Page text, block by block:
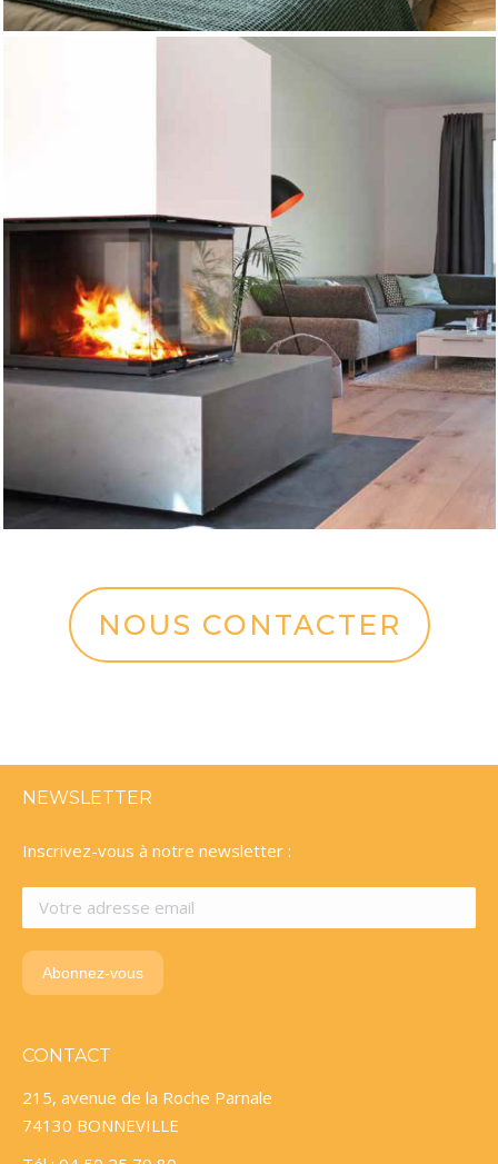
NOUS CONTACTER
NEWSLETTER
Inscrivez-vous à notre newsletter :
CONTACT
215, avenue de la Roche Parnale
74130 BONNEVILLE